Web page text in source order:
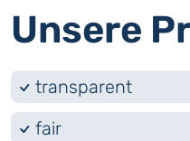
Unsere
transparent
fair